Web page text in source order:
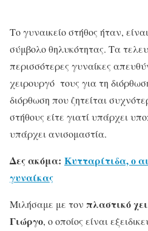
Το γυναικείο στήθος ήταν,
σύμβολο θηλυκότητας. Τα
περισσότερες γυναίκες
χειρουργό τους για τη
διόρθωση που ζητείται
στήθους είτε γιατί υπάρχει
υπάρχει ανισομαστία.
Δες ακόμα: Κυτταρίτιδα, ο
γυναίκας
Μιλήσαμε με τον πλαστικό
Γιώργο, ο οποίος είναι